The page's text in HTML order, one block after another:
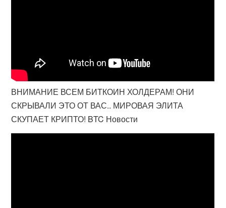
ВНИМАНИЕ ВСЕМ БИТКОИН ХОЛДЕРАМ! ОНИ
СКРЫВАЛИ ЭТО ОТ ВАС.. МИРОВАЯ ЭЛИТА
СКУПАЕТ КРИПТО! BTC Новости